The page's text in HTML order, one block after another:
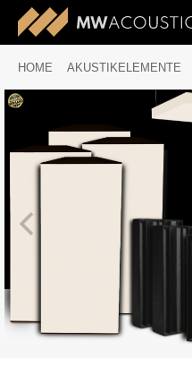
HOME AKUSTIKELEMENTE